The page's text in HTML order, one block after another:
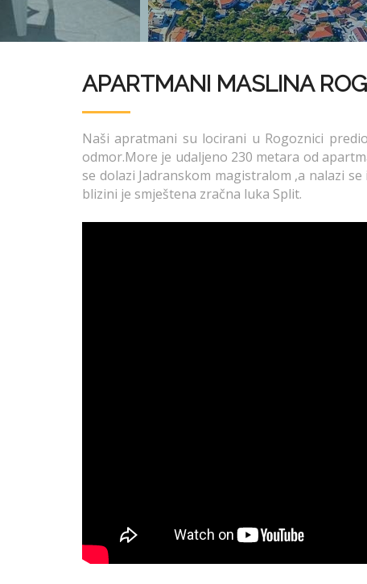
APARTMANI MASLINA
Naši apratmani su locirani u Rogoznici
odmor.More je udaljeno 230 metara od
se dolazi Jadranskom magistralom ,a nalazi
blizini je smještena zračna luka Split.